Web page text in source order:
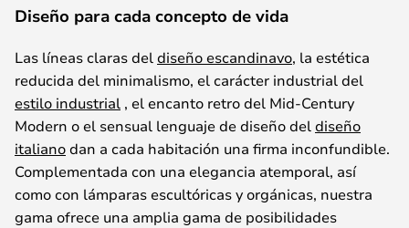
Diseño para cada concepto de vida
Las líneasclarasdeldiseño escandinavo, la estética
reducida del minimalismo, elcarácter industrialdel
estilo industrial , elencanto retrodel Mid-Century
Modern oel sensual lenguajedediseñodeldiseño
italianodan a cada habitación una firma inconfundible.
Complementada con una elegancia atemporal, así
comocon lámparasescultóricasyorgánicas, nuestra
gama ofrece una amplia gama de posibilidades